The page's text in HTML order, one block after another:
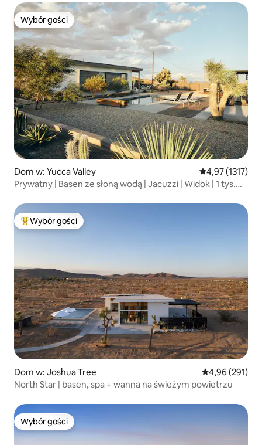
Wybór gości
Wybór gości
Dom w: Yucca Valley Średnia ocena:
4,97 (1317)
Prywatny | Basen ze słoną wodą | Jacuzzi | Widok | 1 tys.
Najpopularniejsze z kategorii Wybór gości
Wybór gości
Dom w: Joshua Tree Średnia
4,96 (291)
North Star | basen, spa + wanna na świeżym powietrzu
Wybór gości
Wybór gości